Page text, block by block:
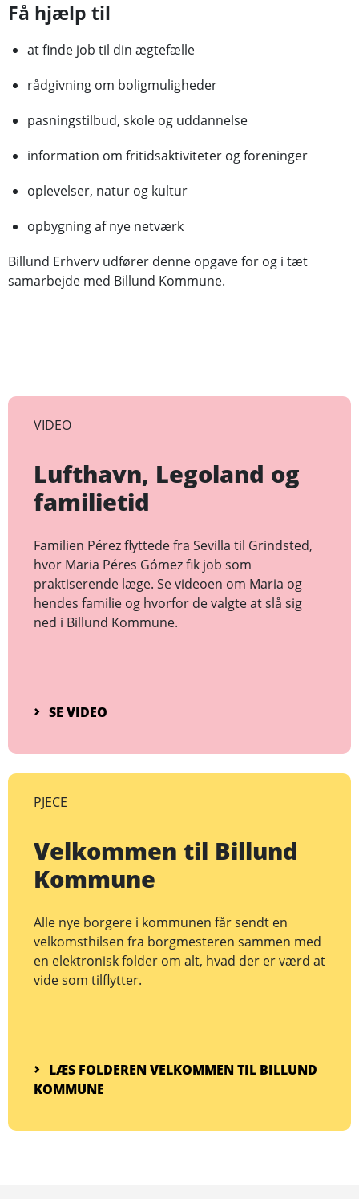
Få hjælp til
at finde job til din ægtefælle
rådgivning om boligmuligheder
pasningstilbud, skole og uddannelse
information om fritidsaktiviteter og foreninger
oplevelser, natur og kultur
opbygning af nye netværk
Billund Erhverv udfører denne opgave for og i tæt
samarbejde med Billund Kommune.
VIDEO
Lufthavn, Legoland og
familietid
Familien Pérez flyttede fra Sevilla til Grindsted,
hvor Maria Péres Gómez fik job som
praktiserende læge. Se videoen om Maria og
hendes familie og hvorfor de valgte at slå sig
ned i Billund Kommune.
SE VIDEO
PJECE
Velkommen til Billund
Kommune
Alle nye borgere i kommunen får sendt en
velkomsthilsen fra borgmesteren sammen med
en elektronisk folder om alt, hvad der er værd at
vide som tilflytter.
LÆS FOLDEREN VELKOMMEN TIL BILLUND
KOMMUNE